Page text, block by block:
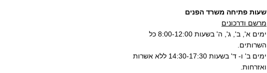
שעות פתיחה משרד הפנים
מרשם ודרכונים
ימים א', ב', ג', ה' בשעות 8:00-12:00 כל
השרותים.
ימים ב' ו- ד' בשעות 14:30-17:30 ללא אשרות
ואזרחות.